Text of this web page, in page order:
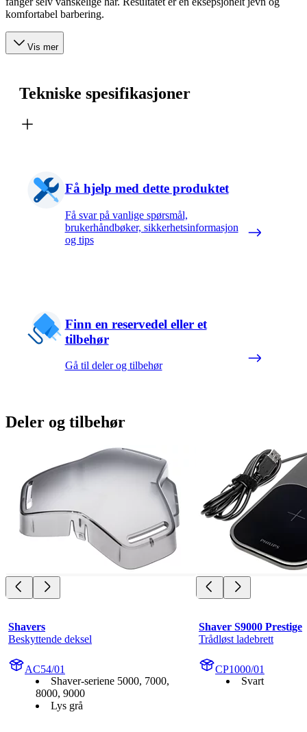
komfortabel barbering.
Vis mer
Tekniske spesifikasjoner
Få hjelp med dette produktet
Få svar på vanlige spørsmål,
brukerhåndbøker, sikkerhetsinformasjon
og tips
Finn en reservedel eller et
tilbehør
Gå til deler og tilbehør
Deler og tilbehør
Shavers
Beskyttende deksel
AC54/01
Shaver-seriene 5000, 7000,
8000, 9000
Lys grå
Shaver S9000 Prestige
Trådløst ladebrett
CP1000/01
Svart